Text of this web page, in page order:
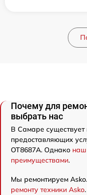
Почему для
выбрать нас
В Самаре существует
предоставляющих
OT8687A. Однако наш
преимуществами.
Мы ремонтируем
ремонту техники Asko